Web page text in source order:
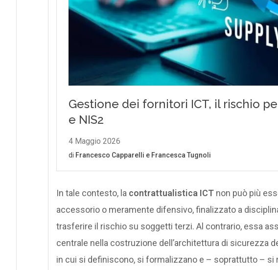
In tale contesto, la contrattualistica ICTnon può più
accessorio o meramente difensivo, finalizzato a
trasferire il rischio su soggetti terzi. Al contrario, essa
centrale nella costruzione dell’architettura di sicurezza
in cui si definiscono, si formalizzano e – soprattutto – si